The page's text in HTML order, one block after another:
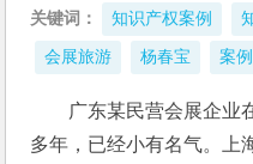
关键词： 知识产权案例
会展旅游 杨春宝 案例
广东某民营会展企业
多年，已经小有名气。上